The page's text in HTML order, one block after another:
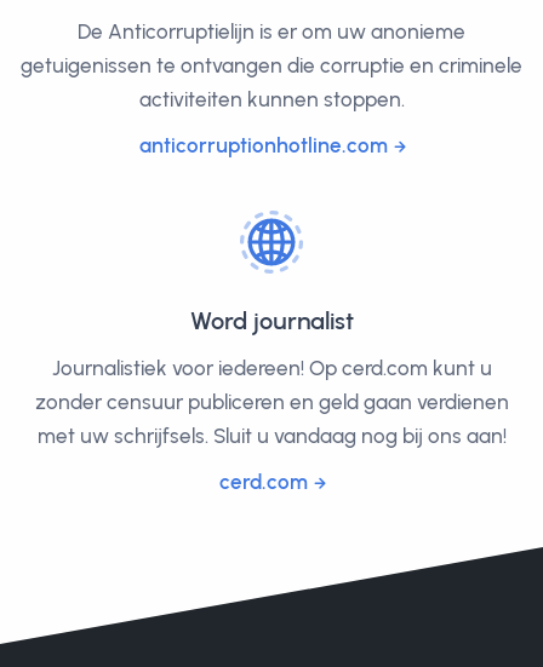
De Anticorruptielijn is er om uw anonieme
getuigenissen te ontvangen die corruptie en criminele
activiteiten kunnen stoppen.
anticorruptionhotline.com
Word journalist
Journalistiek voor iedereen! Op cerd.com kunt u
zonder censuur publiceren en geld gaan verdienen
met uw schrijfsels. Sluit u vandaag nog bij ons aan!
cerd.com